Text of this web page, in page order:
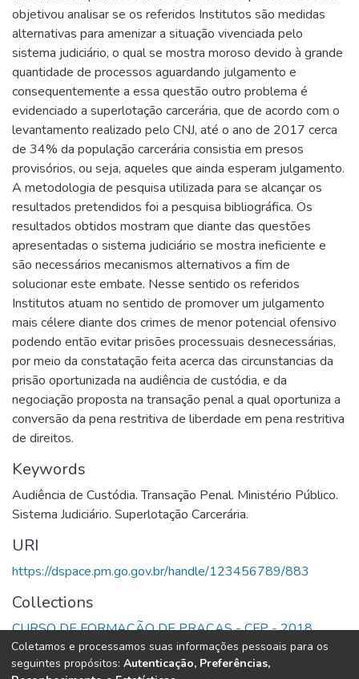
objetivou analisar se os referidos Institutos são medidas
alternativas para amenizar a situação vivenciada pelo
sistema judiciário, o qual se mostra moroso devido à grande
quantidade de processos aguardando julgamento e
consequentemente a essa questão outro problema é
evidenciado a superlotação carcerária, que de acordo com o
levantamento realizado pelo CNJ, até o ano de 2017 cerca
de 34% da população carcerária consistia em presos
provisórios, ou seja, aqueles que ainda esperam julgamento.
A metodologia de pesquisa utilizada para se alcançar os
resultados pretendidos foi a pesquisa bibliográfica. Os
resultados obtidos mostram que diante das questões
apresentadas o sistema judiciário se mostra ineficiente e
são necessários mecanismos alternativos a fim de
solucionar este embate. Nesse sentido os referidos
Institutos atuam no sentido de promover um julgamento
mais célere diante dos crimes de menor potencial ofensivo
podendo então evitar prisões processuais desnecessárias,
por meio da constatação feita acerca das circunstancias da
prisão oportunizada na audiência de custódia, e da
negociação proposta na transação penal a qual oportuniza a
conversão da pena restritiva de liberdade em pena restritiva
de direitos.
Keywords
Audiência de Custódia. Transação Penal. Ministério Público.
Sistema Judiciário. Superlotação Carcerária.
URI
https://dspace.pm.go.gov.br/handle/123456789/883
Collections
CURSO DE FORMAÇÃO DE PRAÇAS - CFP - 2018
Full item page
Coletamos e processamos suas informações pessoais para os
seguintes propósitos: Autenticação, Preferências,